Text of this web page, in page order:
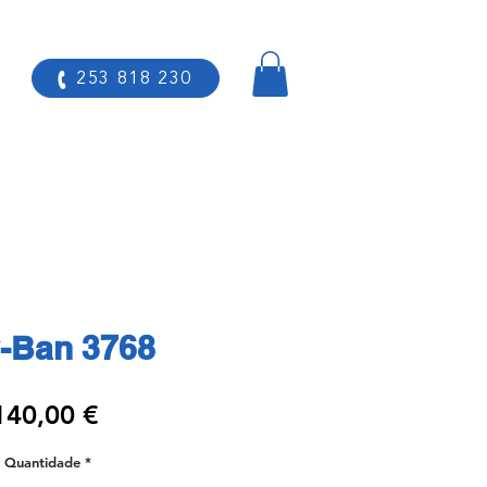
253 818 230
Ban 3768
€Preço
Quantidade *